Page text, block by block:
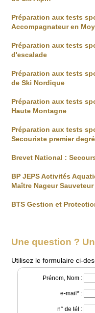
Préparation aux tests
Accompagnateur en
Préparation aux tests
d'escalade
Préparation aux tests
de Ski Nordique
Préparation aux tests
Haute Montagne
Préparation aux tests
Secouriste premier
Brevet National :
BP JEPS Activités
Maître Nageur Sauveteur
BTS Gestion et
Une question ?
Utilisez le formulaire ci-
Prénom, Nom :
e-mail* :
n° de tél :